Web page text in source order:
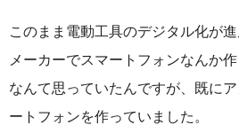
このまま電動工具のデジタル化が
メーカーでスマートフォンなんか
なんて思っていたんですが、既に
ートフォンを作っていました。